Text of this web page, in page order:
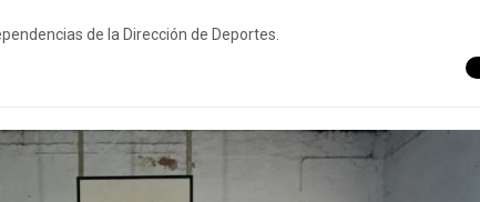
de la Dirección de Deportes.